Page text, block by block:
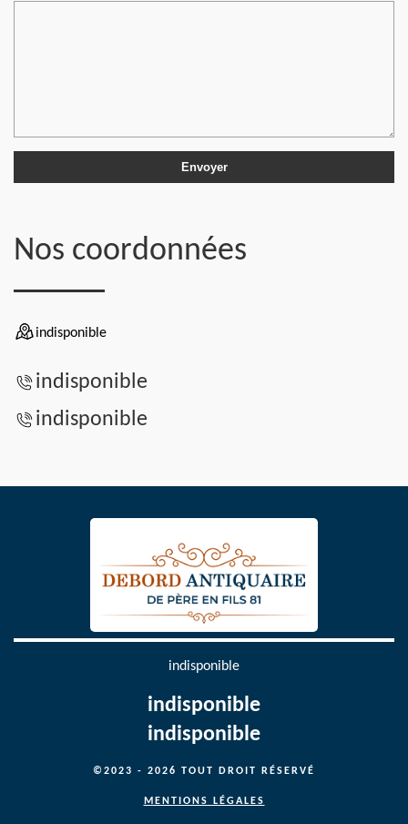
Nos coordonnées
indisponible
indisponible
indisponible
indisponible
indisponible
indisponible
©2023 - 2026 TOUT DROIT RÉSERVÉ
MENTIONS LÉGALES